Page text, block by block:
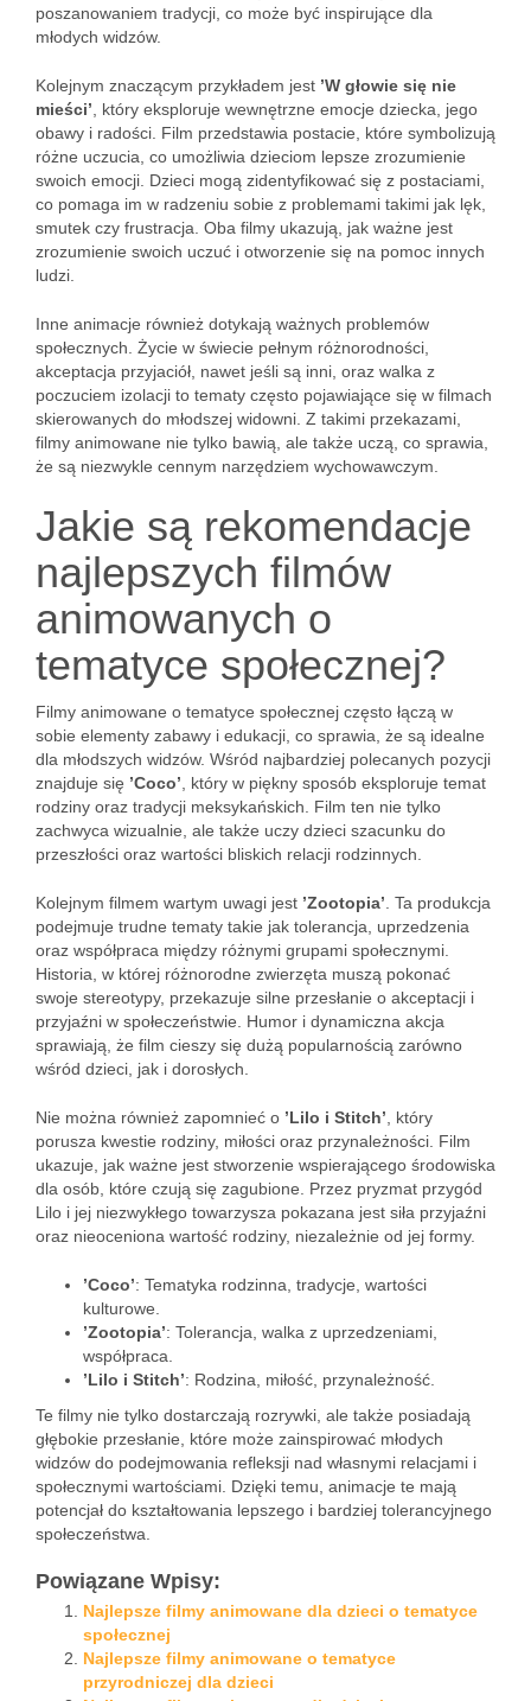
poszanowaniem tradycji, co może być inspirujące dla
młodych widzów.
Kolejnym znaczącym przykładem jest ’W głowie się nie
mieści’ , który eksploruje wewnętrzne emocje dziecka, jego
obawy i radości. Film przedstawia postacie, które symbolizują
różne uczucia, co umożliwia dzieciom lepsze zrozumienie
swoich emocji. Dzieci mogą zidentyfikować się z postaciami,
co pomaga im w radzeniu sobie z problemami takimi jak lęk,
smutek czy frustracja. Oba filmy ukazują, jak ważne jest
zrozumienie swoich uczuć i otworzenie się na pomoc innych
ludzi.
Inne animacje również dotykają ważnych problemów
społecznych. Życie w świecie pełnym różnorodności,
akceptacja przyjaciół, nawet jeśli są inni, oraz walka z
poczuciem izolacji to tematy często pojawiające się w filmach
skierowanych do młodszej widowni. Z takimi przekazami,
filmy animowane nie tylko bawią, ale także uczą, co sprawia,
że są niezwykle cennym narzędziem wychowawczym.
Jakie są rekomendacje
najlepszych filmów
animowanych o
tematyce społecznej?
Filmy animowane o tematyce społecznej często łączą w
sobie elementy zabawy i edukacji, co sprawia, że są idealne
dla młodszych widzów. Wśród najbardziej polecanych pozycji
znajduje się ’Coco’ , który w piękny sposób eksploruje temat
rodziny oraz tradycji meksykańskich. Film ten nie tylko
zachwyca wizualnie, ale także uczy dzieci szacunku do
przeszłości oraz wartości bliskich relacji rodzinnych.
Kolejnym filmem wartym uwagi jest ’Zootopia’ . Ta produkcja
podejmuje trudne tematy takie jak tolerancja, uprzedzenia
oraz współpraca między różnymi grupami społecznymi.
Historia, w której różnorodne zwierzęta muszą pokonać
swoje stereotypy, przekazuje silne przesłanie o akceptacji i
przyjaźni w społeczeństwie. Humor i dynamiczna akcja
sprawiają, że film cieszy się dużą popularnością zarówno
wśród dzieci, jak i dorosłych.
Nie można również zapomnieć o ’Lilo i Stitch’ , który
porusza kwestie rodziny, miłości oraz przynależności. Film
ukazuje, jak ważne jest stworzenie wspierającego środowiska
dla osób, które czują się zagubione. Przez pryzmat przygód
Lilo i jej niezwykłego towarzysza pokazana jest siła przyjaźni
oraz nieoceniona wartość rodziny, niezależnie od jej formy.
’Coco’: Tematyka rodzinna, tradycje, wartości
kulturowe.
’Zootopia’: Tolerancja, walka z uprzedzeniami,
współpraca.
’Lilo i Stitch’: Rodzina, miłość, przynależność.
Te filmy nie tylko dostarczają rozrywki, ale także posiadają
głębokie przesłanie, które może zainspirować młodych
widzów do podejmowania refleksji nad własnymi relacjami i
społecznymi wartościami. Dzięki temu, animacje te mają
potencjał do kształtowania lepszego i bardziej tolerancyjnego
społeczeństwa.
Powiązane Wpisy:
Najlepsze filmy animowane dla dzieci o tematyce
społecznej
Najlepsze filmy animowane o tematyce
przyrodniczej dla dzieci